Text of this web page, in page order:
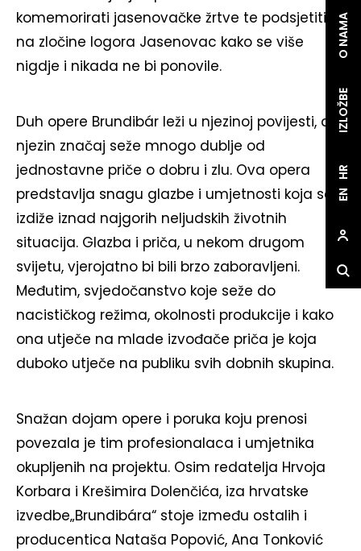
komemorirati jasenovačke žrtve te podsjetiti
na zločine logora Jasenovac kako se više
nigdje i nikada ne bi ponovile.
Duh opere Brundibár leži u njezinoj povijesti, a
njezin značaj seže mnogo dublje od
jednostavne priče o dobru i zlu. Ova opera
predstavlja snagu glazbe i umjetnosti koja se
izdiže iznad najgorih neljudskih životnih
situacija. Glazba i priča, u nekom drugom
svijetu, vjerojatno bi bili brzo zaboravljeni.
Međutim, svjedočanstvo koje seže do
nacističkog režima, okolnosti produkcije i kako
ona utječe na mlade izvođače priča je koja
duboko utječe na publiku svih dobnih skupina.
Snažan dojam opere i poruka koju prenosi
povezala je tim profesionalaca i umjetnika
okupljenih na projektu. Osim redatelja Hrvoja
Korbara i Krešimira Dolenčića, iza hrvatske
izvedbe„Brundibára“ stoje između ostalih i
producentica Nataša Popović, Ana Tonković
O NAMA
IZLOŽBE
HR
EN